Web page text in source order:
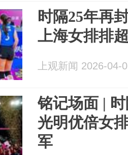
时隔25年再
上海女排排
上观新闻 2026-04-
铭记场面 |
光明优倍女
军